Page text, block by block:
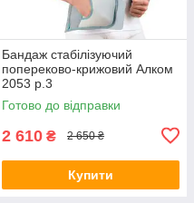
Бандаж стабілізуючий
попереково-крижовий Алком
2053 р.3
Готово до відправки
2 610 ₴ 2 650 ₴
Купити